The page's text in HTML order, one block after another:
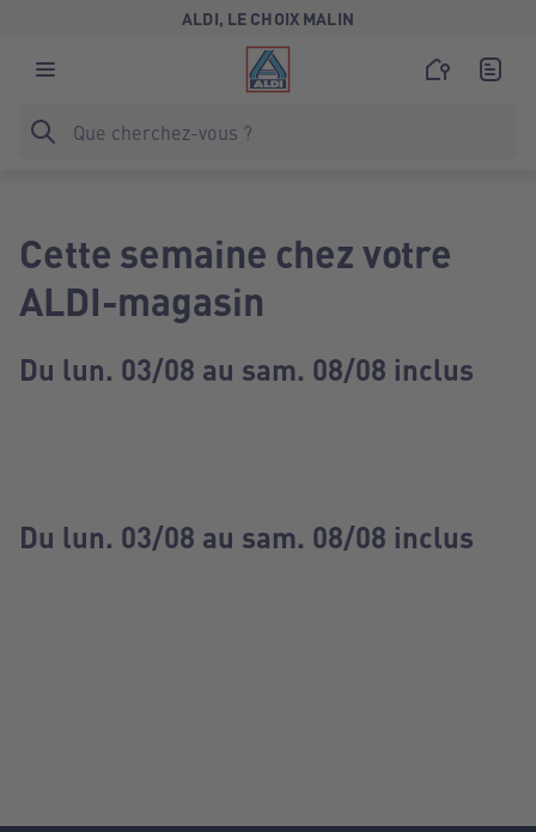
ALDI, LE CHOIX MALIN
Cette semaine chez votre
ALDI-magasin
Du lun. 03/08 au sam. 08/08 inclus
Du lun. 03/08 au sam. 08/08 inclus